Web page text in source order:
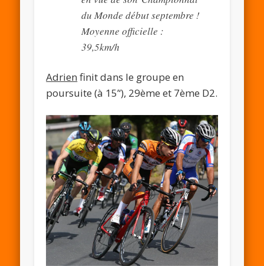
du Monde début septembre !
Moyenne officielle :
39,5km/h
Adrien finit dans le groupe en
poursuite (à 15’‘), 29ème et 7ème D2.